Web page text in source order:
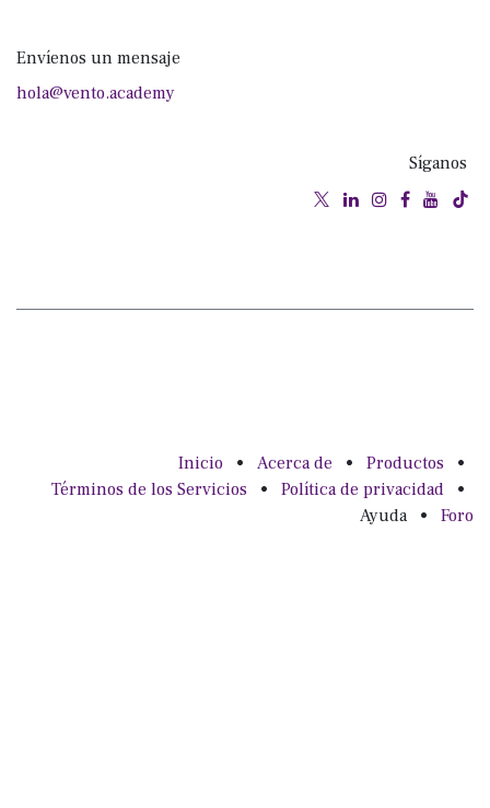
Envíenos un mensaje
hola@vento.academy
Síganos
Inicio • Acerca de • Productos
•
Términos de los Servicios
• Política de privacidad
•
Ayuda
• Foro